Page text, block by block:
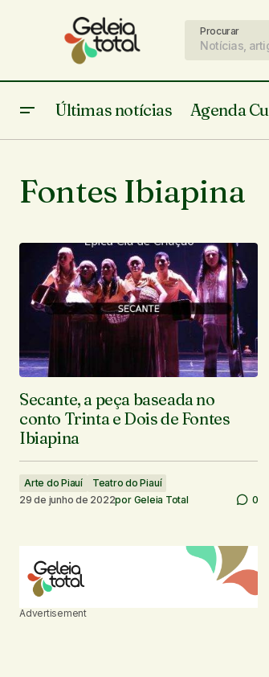
Procurar
Últimas notícias Agenda
Fontes Ibiapina
Secante, a peça baseada no
conto Trinta e Dois de Fontes
Ibiapina
Arte do Piauí
Teatro do Piauí
29 de junho de 2022por Geleia Total 0
Advertisement